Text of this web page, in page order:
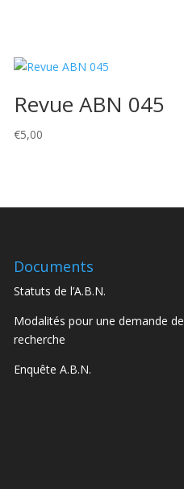
Revue ABN 045
€5,00
Documents
Statuts de l’A.B.N.
Modalités pour une demande de
recherche
Enquête A.B.N.